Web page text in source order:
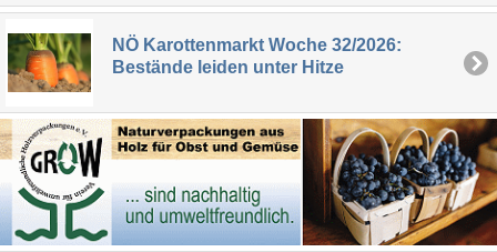
NÖ Karottenmarkt Woche 32/2026:
Bestände leiden unter Hitze